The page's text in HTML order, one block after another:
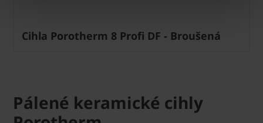
Cihla Porotherm 8 Profi DF - Broušená
Pálené keramické cihly